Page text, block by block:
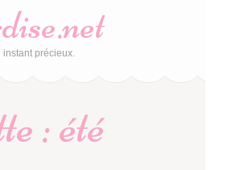
instant précieux.
:été